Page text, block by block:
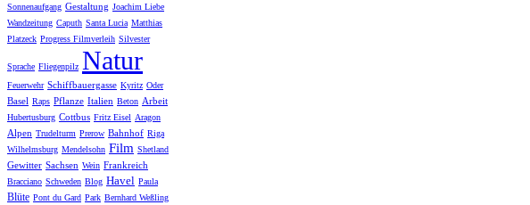
Sonnenaufgang Gestaltung Joachim Liebe
Wandzeitung Caputh Santa Lucia Matthias
Platzeck Progress Filmverleih Silvester
Sprache Fliegenpilz Natur
Feuerwehr Schiffbauergasse Kyritz Oder
Basel Raps Pflanze Italien Beton Arbeit
Hubertusburg Cottbus Fritz Eisel Aragon
Alpen Trudelturm Prerow Bahnhof Riga
Wilhelmsburg Mendelsohn Film Shetland
Gewitter Sachsen Wein Frankreich
Bracciano Schweden Blog Havel Paula
Blüte Pont du Gard Park Bernhard Weßling